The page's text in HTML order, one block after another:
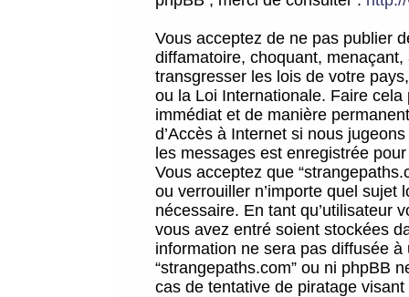
Vous acceptez de ne pas publier
diffamatoire, choquant,
transgresser les lois de votre
ou la Loi Internationale. Faire
immédiat et de manière
d’Accès à Internet si nous
les messages est enregistrée
Vous acceptez que
ou verrouiller n’importe quel sujet
nécessaire. En tant qu’utilisateur
vous avez entré soient stockées
information ne sera pas diffusée
“strangepaths.com” ou ni phpBB
cas de tentative de piratage